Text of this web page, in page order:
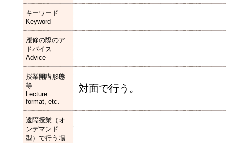
キーワード
Keyword
履修の際のア
ドバイス
Advice
授業開講形態
等
Lecture
format, etc.
対面で行う。
遠隔授業（オ
ンデマンド
型）で行う場